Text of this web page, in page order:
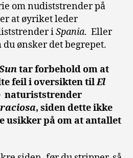
om nudiststrender på
at øyriket leder
iSpania. Eller
ønsker det begrepet.
tar forbehold om at
feil i oversikten tilEl
naturiststrender
, siden dette ikke
usikker på om at antallet